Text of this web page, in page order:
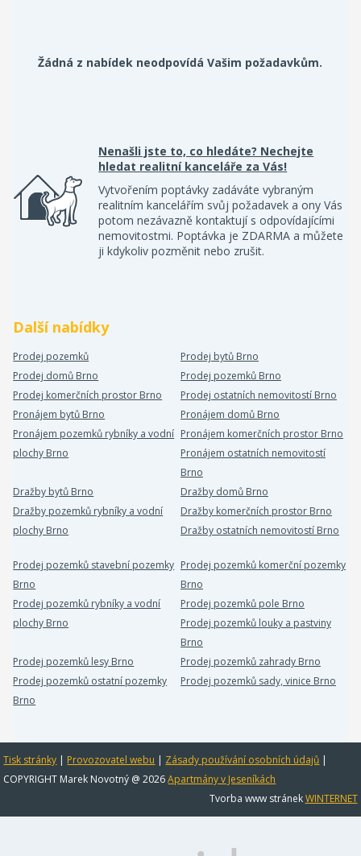
Žádná z nabídek neodpovídá Vašim požadavkům.
Nenašli jste to, co hledáte? Nechejte
hledat realitní kanceláře za Vás!
Vytvořením poptávky zadáváte vybraným
realitním kancelářím svůj požadavek a ony Vás
potom nezávazně kontaktují s odpovídajícími
nemovitostmi. Poptávka je ZDARMA a můžete
ji kdykoliv pozměnit nebo zrušit.
Další nabídky
Prodej pozemků
Prodej bytů Brno
Prodej domů Brno
Prodej pozemků Brno
Prodej komerčních prostor Brno
Prodej ostatních nemovitostí Brno
Pronájem bytů Brno
Pronájem domů Brno
Pronájem pozemků rybníky a vodní
plochy Brno
Pronájem komerčních prostor Brno
Pronájem ostatních nemovitostí
Brno
Dražby bytů Brno
Dražby domů Brno
Dražby pozemků rybníky a vodní
plochy Brno
Dražby komerčních prostor Brno
Dražby ostatních nemovitostí Brno
Prodej pozemků stavební pozemky
Brno
Prodej pozemků komerční pozemky
Brno
Prodej pozemků rybníky a vodní
plochy Brno
Prodej pozemků pole Brno
Prodej pozemků louky a pastviny
Brno
Prodej pozemků lesy Brno
Prodej pozemků zahrady Brno
Prodej pozemků ostatní pozemky
Brno
Prodej pozemků sady, vinice Brno
Tisk stránky | Provozovatel webu | Zásady používání osobních údajů |
COPYRIGHT Marek Novotný @ 2026Apartmány v Jeseníkách
Tvorba www stránekWINTERNET